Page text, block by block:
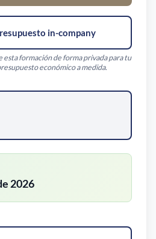
in-company
esta formación de forma privada para tu
económico a medida.
2026